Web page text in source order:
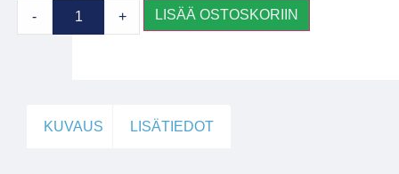
- + LISÄÄ OSTOSKORIIN
KUVAUS LISÄTIEDOT